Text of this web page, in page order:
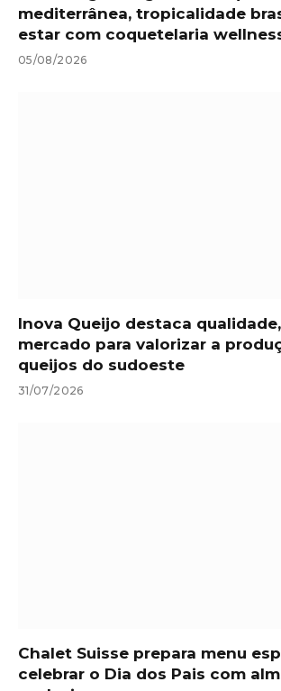
mediterrânea, tropicalidade
estar com coquetelaria
05/08/2026
Inova Queijo destaca
mercado para valorizar a
queijos do sudoeste
31/07/2026
Chalet Suisse prepara menu
celebrar o Dia dos Pais com